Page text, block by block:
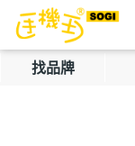
找品牌